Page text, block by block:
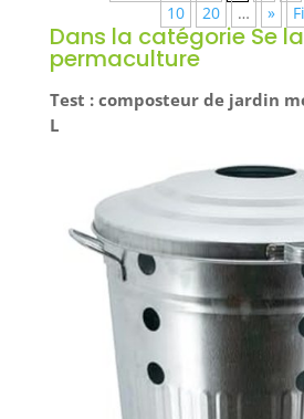
10
20 … »
Dans la catégorie Se
permaculture
Test : composteur de jardin
L